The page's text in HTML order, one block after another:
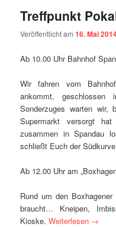
Treffpunkt
Veröffentlicht am16. Mai
Ab 10.00 Uhr Bahnhof
Wir fahren vom
ankommt,
Sonderzuges warten
Supermarkt versorgt
zusammen in Spandau
schließt Euch der
Ab 12.00 Uhr am
Rund um den
braucht… Kneipen,
Kioske.Weiterlesen →